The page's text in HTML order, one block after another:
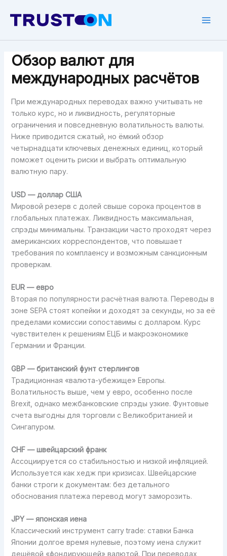
Обзор валют для
международных расчётов
При международных переводах важно учитывать не
только курс, но и ликвидность, регуляторные
ограничения и повседневную волатильность валюты.
Ниже приводится сжатый, но ёмкий обзор
четырнадцати ключевых денежных единиц, который
поможет оценить риски и выбрать оптимальную
валютную пару.
USD — доллар США
Мировой резерв с долей свыше сорока процентов в
глобальных платежах. Ликвидность максимальная,
спрэды минимальны. Транзакции часто проходят через
американских корреспондентов, что повышает
требования по комплаенсу и возможным санкционным
проверкам.
EUR — евро
Вторая по популярности расчётная валюта. Переводы в
зоне SEPA стоят копейки и доходят за секунды, но за её
пределами комиссии сопоставимы с долларом. Курс
чувствителен к решениям ЕЦБ и макроэкономике
Германии и Франции.
GBP — британский фунт стерлингов
Традиционная «валюта-убежище» Европы.
Волатильность выше, чем у евро, особенно после
Brexit, однако межбанковские спрэды узкие. Фунтовые
счета выгодны для торговли с Великобританией и
Сингапуром.
CHF — швейцарский франк
Ассоциируется со стабильностью и низкой инфляцией.
Используется как хедж при кризисах. Швейцарские
банки строги к документам: без детального
обоснования платежа перевод могут заморозить.
JPY — японская иена
Классический инструмент carry trade: ставки Банка
Японии долгое время нулевые, поэтому иена служит
дешёвой «фондирующей» валютой. При переводах